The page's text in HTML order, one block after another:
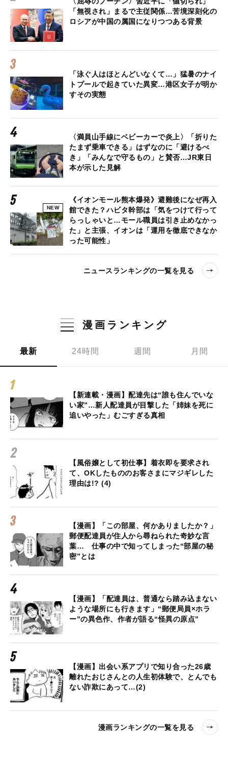
「無視され」まるで主従関係…苦境深刻化の
ロシアが中国の属国になりつつある背景
「泳ぐ人はほとんどいなくて…」猛暑のナイ
トプールで起きていた異変…港区女子が明か
すその実態
〈満員山手線にベビーカーで炎上〉「折りた
たまず乗車できる」はずなのに「避けるべ
き」「みんなで守るもの」と賛否…JR東日
本が示した見解
NEW
《イオンモール熊本爆発》避難後になぜ再入
館できた？ハビタ幹部は「気をつけて行って
らっしゃいと…モール職員は引き止めなかっ
た」と主張、イオンは「運用を徹底できなか
った可能性」
ニュースランキングの一覧を見る
漫画ランキング
最新 24時間 週間 月間
【新連載・漫画】配達先は“誰も住んでいな
い家”…新人配達員が目撃した「姉妹を死に
追いやった」むごすぎる真相
【風俗嬢として初仕事】着衣即を要求され
て、OKしたもののお客さまにマジギレした
理由は!? (4)
【漫画】「この部屋、何かありましたか？」
郵便配達員が住人から尋ねられた奇妙な言
葉… 仕事の中で知ってしまった“部屋の秘
密”とは
【漫画】「配達員は、普通なら踏み込まない
ような場所にも行きます」“郵便局員×ホラ
ー”の異色作、作者が語る“怪異の原点”
【漫画】出会い系アプリで知り合った26歳
離れたおじさんとの人生初体験で、とんでも
ない詐欺にあって…(2)
漫画ランキングの一覧を見る